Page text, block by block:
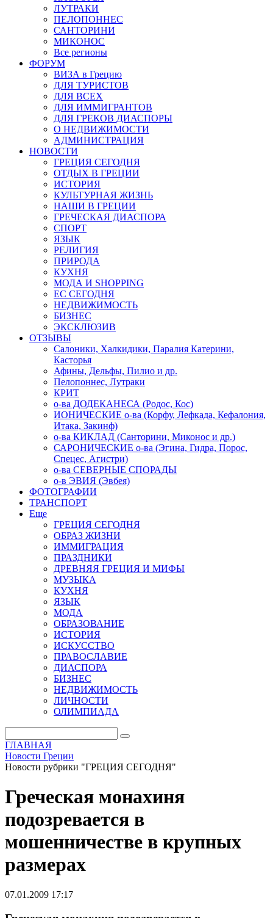
ЛУТРАКИ
ПЕЛОПОННЕС
САНТОРИНИ
МИКОНОС
Все регионы
ФОРУМ
ВИЗА в Грецию
ДЛЯ ТУРИСТОВ
ДЛЯ ВСЕХ
ДЛЯ ИММИГРАНТОВ
ДЛЯ ГРЕКОВ ДИАСПОРЫ
О НЕДВИЖИМОСТИ
АДМИНИСТРАЦИЯ
НОВОСТИ
ГРЕЦИЯ СЕГОДНЯ
ОТДЫХ В ГРЕЦИИ
ИСТОРИЯ
КУЛЬТУРНАЯ ЖИЗНЬ
НАШИ В ГРЕЦИИ
ГРЕЧЕСКАЯ ДИАСПОРА
СПОРТ
ЯЗЫК
РЕЛИГИЯ
ПРИРОДА
КУХНЯ
МОДА И SHOPPING
ЕС СЕГОДНЯ
НЕДВИЖИМОСТЬ
БИЗНЕС
ЭКСКЛЮЗИВ
ОТЗЫВЫ
Салоники, Халкидики, Паралия Катерини,
Касторья
Афины, Дельфы, Пилио и др.
Пелопоннес, Лутраки
КРИТ
о-ва ДОДЕКАНЕСА (Родос, Кос)
ИОНИЧЕСКИЕ о-ва (Корфу, Лефкада, Кефалония,
Итака, Закинф)
о-ва КИКЛАД (Санторини, Миконос и др.)
САРОНИЧЕСКИЕ о-ва (Эгина, Гидра, Порос,
Спецес, Агистри)
о-ва СЕВЕРНЫЕ СПОРАДЫ
о-в ЭВИЯ (Эвбея)
ФОТОГРАФИИ
ТРАНСПОРТ
Еще
ГРЕЦИЯ СЕГОДНЯ
ОБРАЗ ЖИЗНИ
ИММИГРАЦИЯ
ПРАЗДНИКИ
ДРЕВНЯЯ ГРЕЦИЯ И МИФЫ
МУЗЫКА
КУХНЯ
ЯЗЫК
МОДА
ОБРАЗОВАНИЕ
ИСТОРИЯ
ИСКУССТВО
ПРАВОСЛАВИЕ
ДИАСПОРА
БИЗНЕС
НЕДВИЖИМОСТЬ
ЛИЧНОСТИ
ОЛИМПИАДА
ГЛАВНАЯ
Новости Греции
Новости рубрики "ГРЕЦИЯ СЕГОДНЯ"
Греческая монахиня
подозревается в
мошенничестве в крупных
размерах
07.01.2009 17:17